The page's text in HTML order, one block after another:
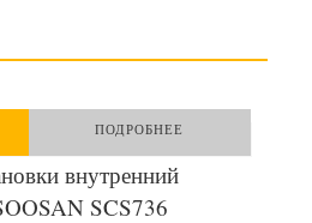
ПОДРОБНЕЕ
внутренний
SCS736